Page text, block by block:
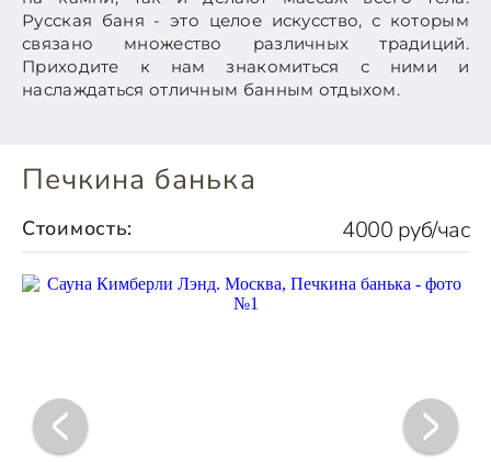
Русская баня - это целое искусство, с которым
связано множество различных традиций.
Приходите к нам знакомиться с ними и
наслаждаться отличным банным отдыхом.
Печкина банька
Стоимость: 4000 руб/час